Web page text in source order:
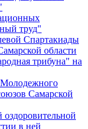
труд"
Спартакиады
области
трибуна" на
Самарской
оздоровительной
в ней